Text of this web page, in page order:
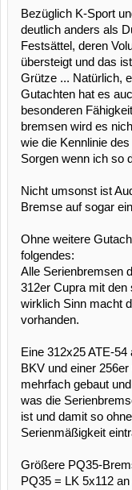
Bezüglich K-Sport
deutlich anders als
Festsättel, deren
übersteigt und das
Grütze ... Natürlich,
Gutachten hat es
besonderen
bremsen wird es
wie die Kennlinie
Sorgen wenn ich so
Nicht umsonst ist
Bremse auf sogar
Ohne weitere
folgendes:
Alle Serienbremsen
312er Cupra mit den
wirklich Sinn macht
vorhanden.
Eine 312x25 ATE-
BKV und einer
mehrfach gebaut
was die
ist und damit so
Serienmäßigkeit
Größere PQ35-
PQ35 = LK 5x112